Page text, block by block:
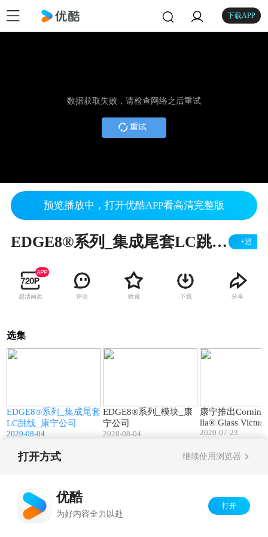
下载APP
数据获取失败，请检查网络之后重试
重试
预览播放中，打开优酷APP看高清完整版
EDGE8®系列_集成尾套LC跳线_康宁公司 +追
超清画质 评论 收藏 下载 分享
选集
EDGE8®系列_集成尾套
LC跳线_康宁公司
2020-08-04
EDGE8®系列_模块_康
宁公司
2020-08-04
康宁推出
lla® Glass
2020-07-23
打开方式 继续使用浏览器
优酷
为好内容全力以赴
打开